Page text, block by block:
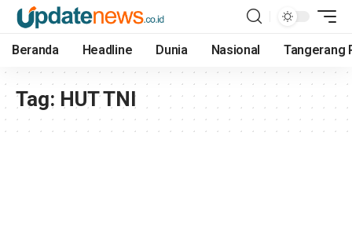
Beranda Headline Dunia Nasional Tangerang
Tag: HUT TNI